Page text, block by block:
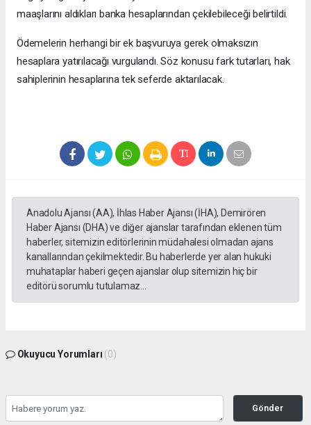
maaşlarını aldıkları banka hesaplarından çekilebileceği belirtildi.
Ödemelerin herhangi bir ek başvuruya gerek olmaksızın
hesaplara yatırılacağı vurgulandı. Söz konusu fark tutarları, hak
sahiplerinin hesaplarına tek seferde aktarılacak.
Anadolu Ajansı (AA), İhlas Haber Ajansı (İHA), Demirören
Haber Ajansı (DHA) ve diğer ajanslar tarafından eklenen tüm
haberler, sitemizin editörlerinin müdahalesi olmadan ajans
kanallarından çekilmektedir. Bu haberlerde yer alan hukuki
muhataplar haberi geçen ajanslar olup sitemizin hiç bir
editörü sorumlu tutulamaz...
Okuyucu Yorumları (0)
Gönder